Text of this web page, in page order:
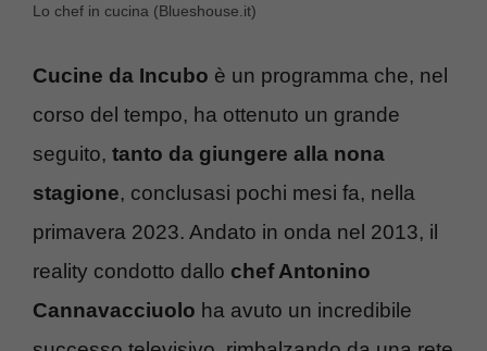
Lo chef in cucina (Blueshouse.it)
Cucine da Incubo è un programma che, nel
corso del tempo, ha ottenuto un grande
seguito, tanto da giungere alla nona
stagione, conclusasi pochi mesi fa, nella
primavera 2023. Andato in onda nel 2013, il
reality condotto dallo chef Antonino
Cannavacciuolo ha avuto un incredibile